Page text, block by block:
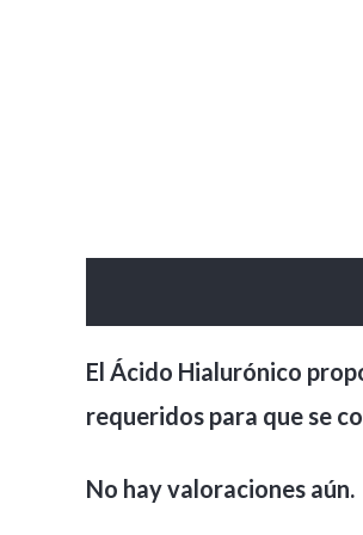
El Ácido Hialurónico
requeridos para que se
No hay valoraciones aún.